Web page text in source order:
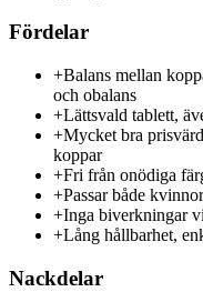
Fördelar
+Balans mellan
och obalans
+Lättsvald tablett,
+Mycket bra
koppar
+Fri från onödiga
+Passar både
+Inga biverkningar
+Lång hållbarhet,
Nackdelar